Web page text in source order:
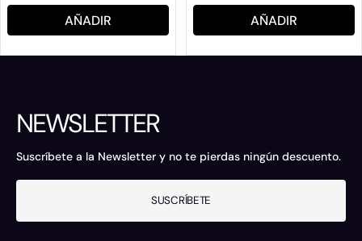
AÑADIR AÑADIR
NEWSLETTER
Suscríbete a la Newsletter y no te pierdas ningún descuento.
SUSCRÍBETE